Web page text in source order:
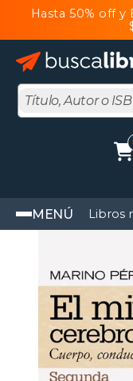
Hasta 50% off y
MENÚ Libros